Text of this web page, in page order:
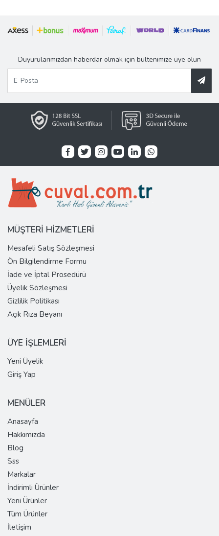
Duyurularımızdan haberdar olmak için bültenimize üye olun
MÜŞTERİ HİZMETLERİ
Mesafeli Satış Sözleşmesi
Ön Bilgilendirme Formu
İade ve İptal Prosedürü
Üyelik Sözleşmesi
Gizlilik Politikası
Açık Rıza Beyanı
ÜYE İŞLEMLERİ
Yeni Üyelik
Giriş Yap
MENÜLER
Anasayfa
Hakkımızda
Blog
Sss
Markalar
İndirimli Ürünler
Yeni Ürünler
Tüm Ürünler
İletişim